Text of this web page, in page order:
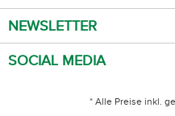
NEWSLETTER
SOCIAL MEDIA
* Alle Preise inkl.